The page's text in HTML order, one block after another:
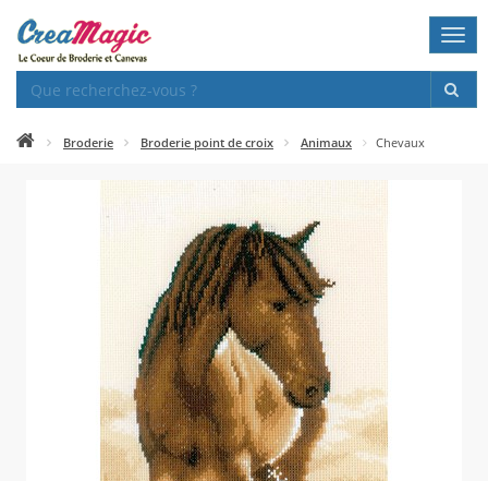
Broderie Broderie point de croix Animaux Chevaux